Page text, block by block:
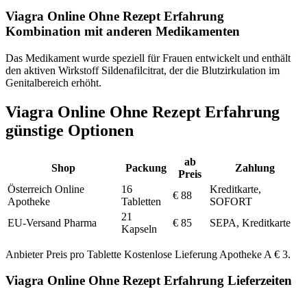
Viagra Online Ohne Rezept Erfahrung
Kombination mit anderen Medikamenten
Das Medikament wurde speziell für Frauen entwickelt und enthält
den aktiven Wirkstoff Sildenafilcitrat, der die Blutzirkulation im
Genitalbereich erhöht.
Viagra Online Ohne Rezept Erfahrung
günstige Optionen
Shop Packung
ab
Preis
Zahlung
Österreich Online
Apotheke
16
Tabletten
€ 88
Kreditkarte,
SOFORT
EU-Versand Pharma
21
Kapseln
€ 85 SEPA, Kreditkarte
Anbieter Preis pro Tablette Kostenlose Lieferung Apotheke A € 3.
Viagra Online Ohne Rezept Erfahrung Lieferzeiten